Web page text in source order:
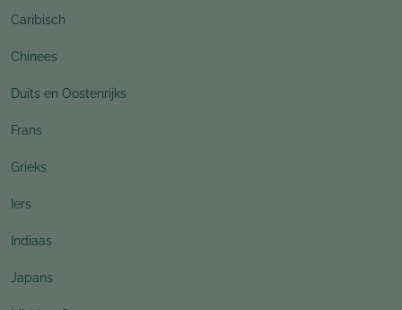
Caribisch
Chinees
Duits en Oostenrijks
Frans
Grieks
Iers
Indiaas
Japans